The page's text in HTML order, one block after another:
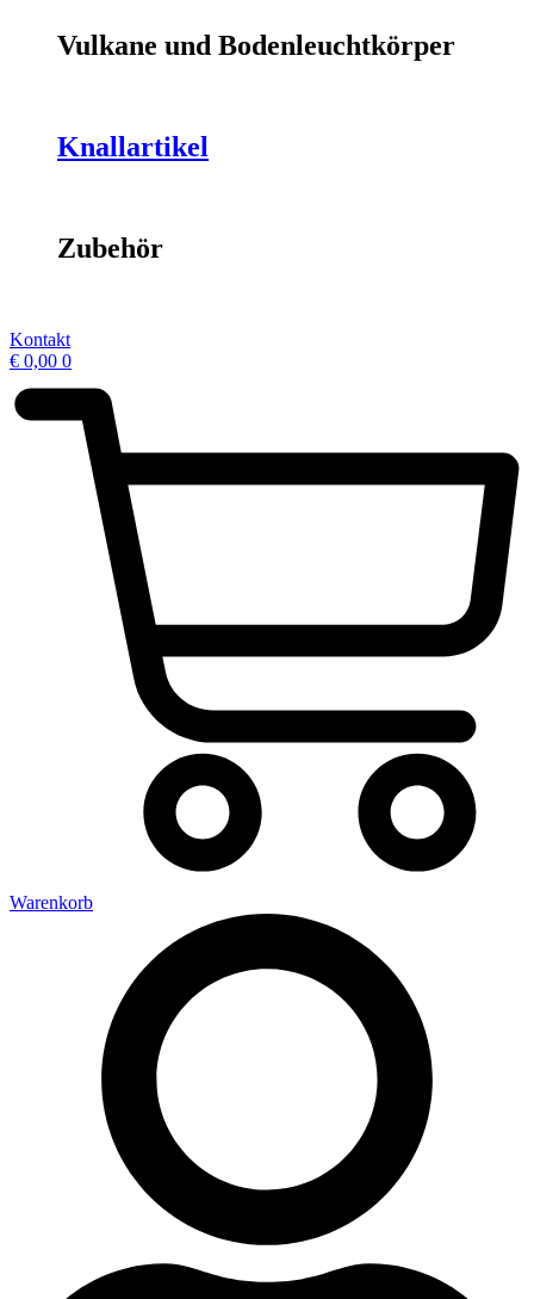
Vulkane und Bodenleuchtkörper
Knallartikel
Zubehör
Kontakt
€ 0,00 0
Warenkorb